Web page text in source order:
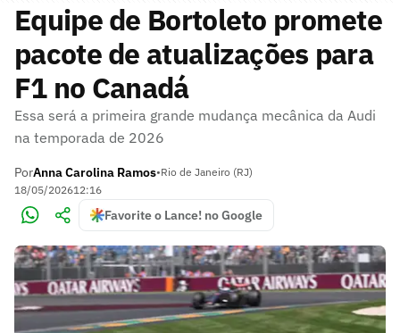
Equipe de Bortoleto promete
pacote de atualizações para
F1 no Canadá
Essa será a primeira grande mudança mecânica da Audi
na temporada de 2026
PorAnna Carolina Ramos•Rio de Janeiro (RJ)
18/05/202612:16
Favorite o Lance! no Google